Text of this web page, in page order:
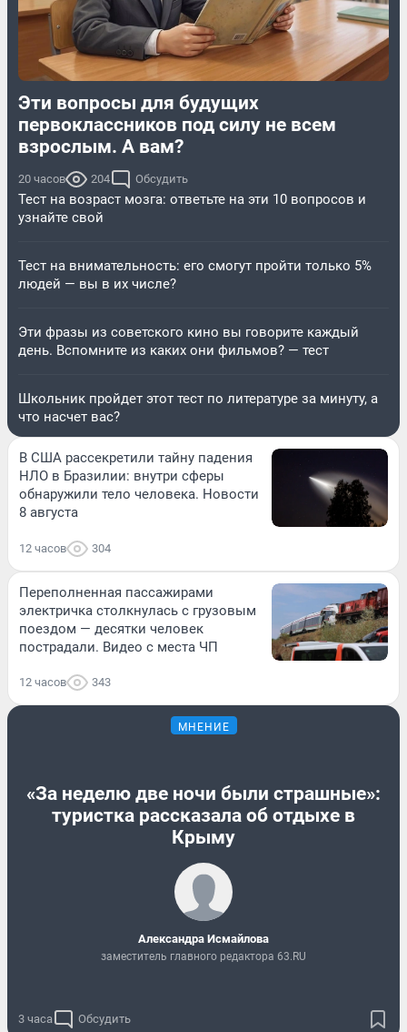
Эти вопросы для будущих
первоклассников под силу не всем
взрослым. А вам?
20 часов 204 Обсудить
Тест на возраст мозга: ответьте на эти 10 вопросов и
узнайте свой
Тест на внимательность: его смогут пройти только 5%
людей — вы в их числе?
Эти фразы из советского кино вы говорите каждый
день. Вспомните из каких они фильмов? — тест
Школьник пройдет этот тест по литературе за минуту, а
что насчет вас?
В США рассекретили тайну падения
НЛО в Бразилии: внутри сферы
обнаружили тело человека. Новости
8 августа
12 часов 304
Переполненная пассажирами
электричка столкнулась с грузовым
поездом — десятки человек
пострадали. Видео с места ЧП
12 часов 343
МНЕНИЕ
«За неделю две ночи были страшные»:
туристка рассказала об отдыхе в
Крыму
Александра Исмайлова
заместитель главного редактора 63.RU
3 часа Обсудить